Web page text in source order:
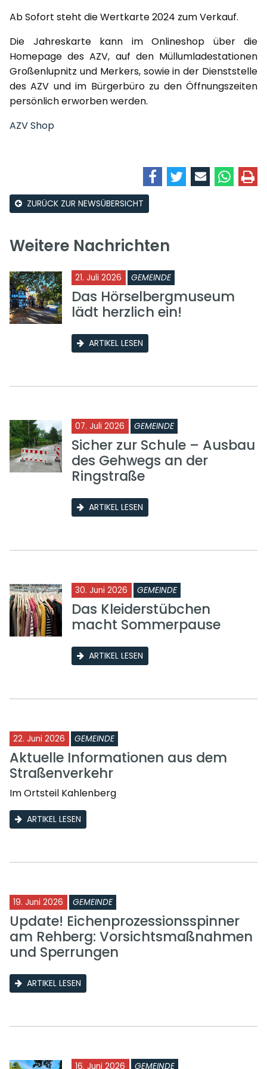
Ab Sofort steht die Wertkarte 2024 zum Verkauf.
Die Jahreskarte kann im Onlineshop über die
Homepage des AZV, auf den Müllumladestationen
Großenlupnitz und Merkers, sowie in der Dienststelle
des AZV und im Bürgerbüro zu den Öffnungszeiten
persönlich erworben werden.
AZV Shop
ZURÜCK ZUR NEWSÜBERSICHT
Weitere Nachrichten
21. Juli 2026 GEMEINDE
Das Hörselbergmuseum
lädt herzlich ein!
ARTIKEL LESEN
07. Juli 2026 GEMEINDE
Sicher zur Schule – Ausbau
des Gehwegs an der
Ringstraße
ARTIKEL LESEN
30. Juni 2026 GEMEINDE
Das Kleiderstübchen
macht Sommerpause
ARTIKEL LESEN
22. Juni 2026 GEMEINDE
Aktuelle Informationen aus dem
Straßenverkehr
Im Ortsteil Kahlenberg
ARTIKEL LESEN
19. Juni 2026 GEMEINDE
Update! Eichenprozessionsspinner
am Rehberg: Vorsichtsmaßnahmen
und Sperrungen
ARTIKEL LESEN
16. Juni 2026 GEMEINDE